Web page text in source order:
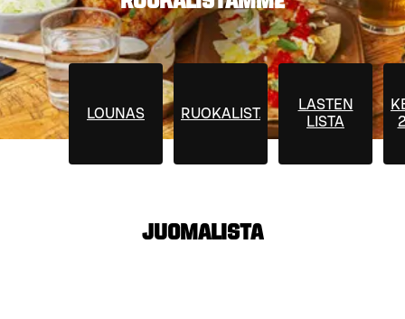
LOUNAS RUOKALISTA
LASTEN
LISTA
JUOMALISTA